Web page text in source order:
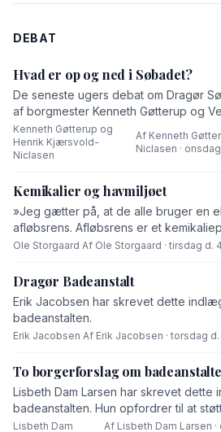
DEBAT
Hvad er op og ned i Søbadet?
De seneste ugers debat om Dragør
af borgmester Kenneth Gøtterup og
Henrik Kjærsvold-Niclasen.
Kenneth Gøtterup og
Henrik Kjærsvold-
Niclasen
·
Af Kenneth
Niclasen ·
Kemikalier og havmiljøet
»Jeg gætter på, at de alle bruger en
afløbsrens. Afløbsrens er et
end fabrikanten ved hvad består af,«
Ole Storgaard·Af Ole Storgaard · tirsdag d.
Dragør Badeanstalt
Erik Jacobsen har skrevet dette
badeanstalten.
Erik Jacobsen·Af Erik Jacobsen · torsdag
To borgerforslag om
Lisbeth Dam Larsen har skrevet dette
badeanstalten. Hun opfordrer til at
borgerforslag.
Lisbeth Dam
Af Lisbeth Dam Larsen